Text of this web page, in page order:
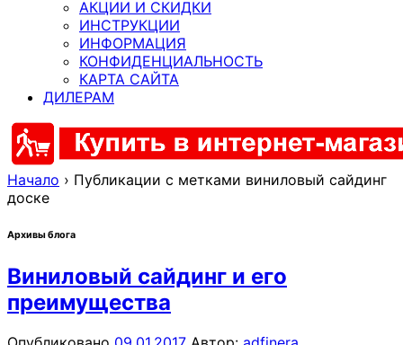
АКЦИИ И СКИДКИ
ИНСТРУКЦИИ
ИНФОРМАЦИЯ
КОНФИДЕНЦИАЛЬНОСТЬ
КАРТА САЙТА
ДИЛЕРАМ
Начало › Публикации с метками виниловый сайдинг
доске
Архивы блога
Виниловый сайдинг и его
преимущества